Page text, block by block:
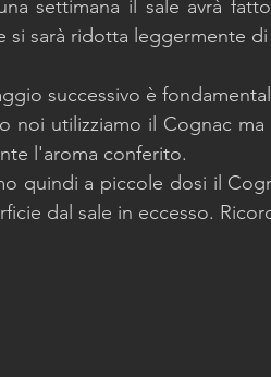
settimana il sale avrà
si sarà ridotta leggermente di
successivo è
noi utilizziamo il Cognac
l'aroma conferito.
quindi a piccole dosi il
dal sale in eccesso.